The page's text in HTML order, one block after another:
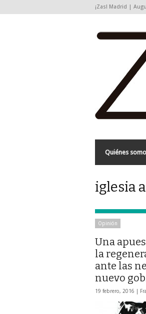
¡Zas! Madrid |
Quiénes
iglesia
Opinión
Una
la
ante las
nuevo
19 febrero, 2016 |